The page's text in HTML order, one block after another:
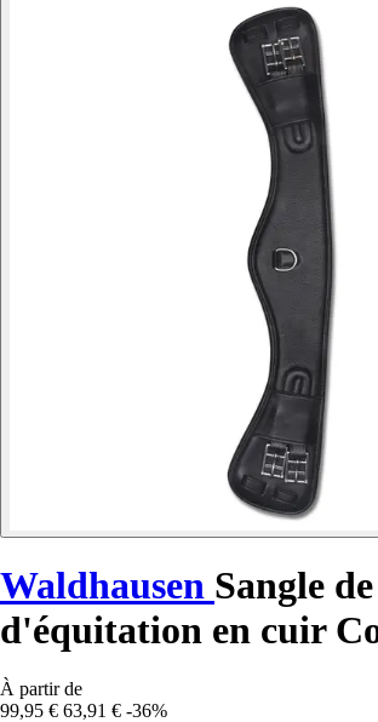
Waldhausen Sangle
d'équitation en cuir
À partir de
99,95 € 63,91 € -36%